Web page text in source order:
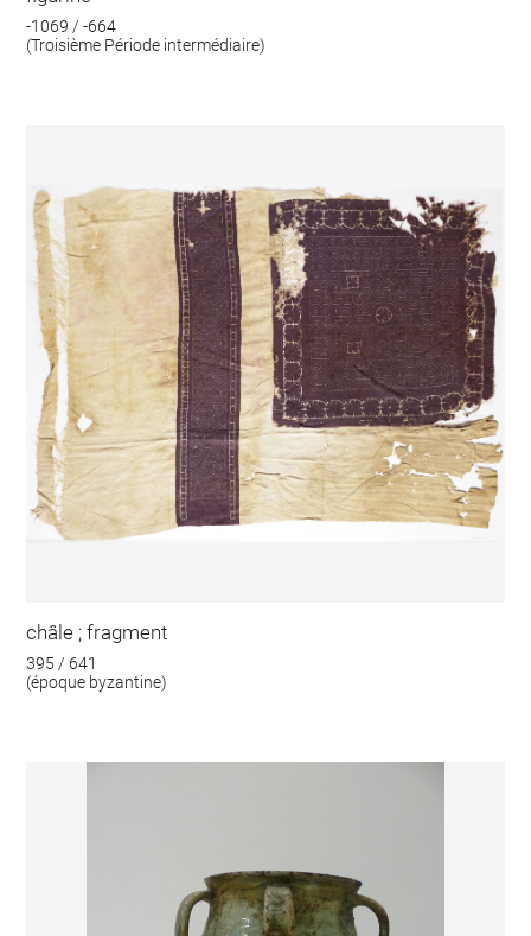
-1069 / -664
(Troisième Période intermédiaire)
châle ; fragment
395 / 641
(époque byzantine)